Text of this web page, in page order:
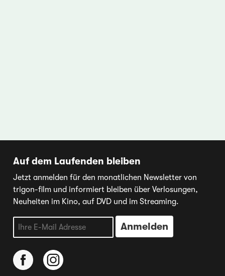
Auf dem Laufenden bleiben
Jetzt anmelden für den monatlichen Newsletter von
trigon-film und informiert bleiben über Verlosungen,
Neuheiten im Kino, auf DVD und im Streaming.